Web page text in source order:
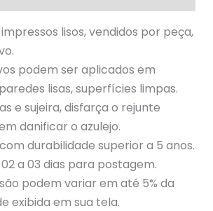
lisos, vendidos por peça,
podem ser aplicados em
lisas, superfícies limpas.
e sujeira, disfarça o rejunte
danificar o azulejo.
durabilidade superior a 5 anos.
a 03 dias para postagem.
podem variar em até 5% da
exibida em sua tela.